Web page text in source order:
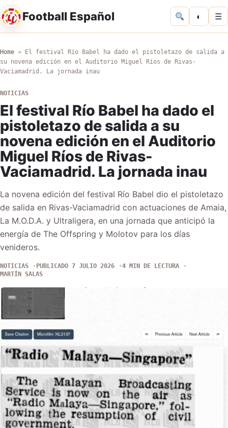
Football Español ◐ ☰
Home »
El festival Río Babel ha dado el pistoletazo de salida a
su novena edición en el Auditorio Miguel Ríos de Rivas-
Vaciamadrid. La jornada inau
NOTICIAS
El festival Río Babel ha dado el
pistoletazo de salida a su
novena edición en el Auditorio
Miguel Ríos de Rivas-
Vaciamadrid. La jornada inau
La novena edición del festival Río Babel dio el pistoletazo
de salida en Rivas-Vaciamadrid con actuaciones de Amaia,
La M.O.D.A. y Ultraligera, en una jornada que anticipó la
energía de The Offspring y Molotov para los días
venideros.
NOTICIAS PUBLICADO 7 JULIO 2026
4 MIN DE LECTURA
MARTÍN SALAS